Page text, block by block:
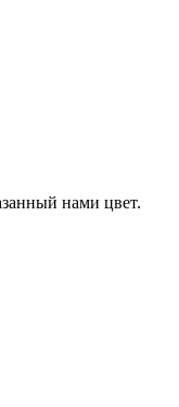
нами цвет.